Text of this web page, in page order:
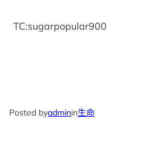
TC:sugarpopular900
Posted byadminin生命